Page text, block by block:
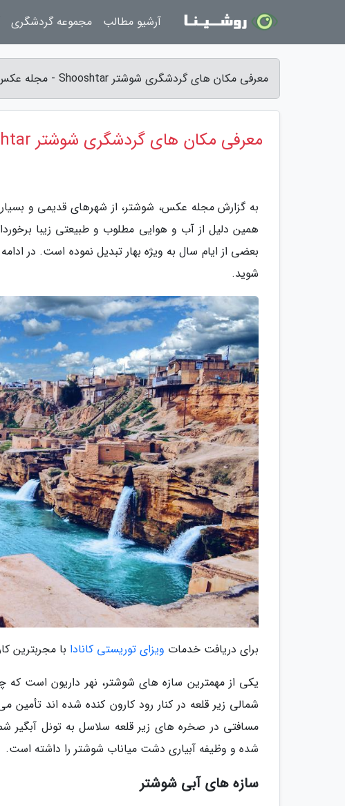
معرفی مکان های گردشگری شوشتر Shooshtar - مجله عکس
معرفی مکان های گردشگری شوشتر Shooshtar
به گزارش مجله عکس، شوشتر، از شهرهای قدیمی و
همین دلیل از آب و هوایی مطلوب و طبیعتی زیبا
بعضی از ایام سال به ویژه بهار تبدیل نموده است. در
شوید.
برای دریافت خدمات ویزای توریستی کانادا با مجربترین
یکی از مهمترین سازه های شوشتر، نهر داریون است
شمالی زیر قلعه در کنار رود کارون کنده شده اند
مسافتی در صخره های زیر قلعه سلاسل به تونل آبگیر
شده و وظیفه آبیاری دشت میاناب شوشتر را داشته است.
سازه های آبی شوشتر
آرشیو مطالب مجموعه گردشگری